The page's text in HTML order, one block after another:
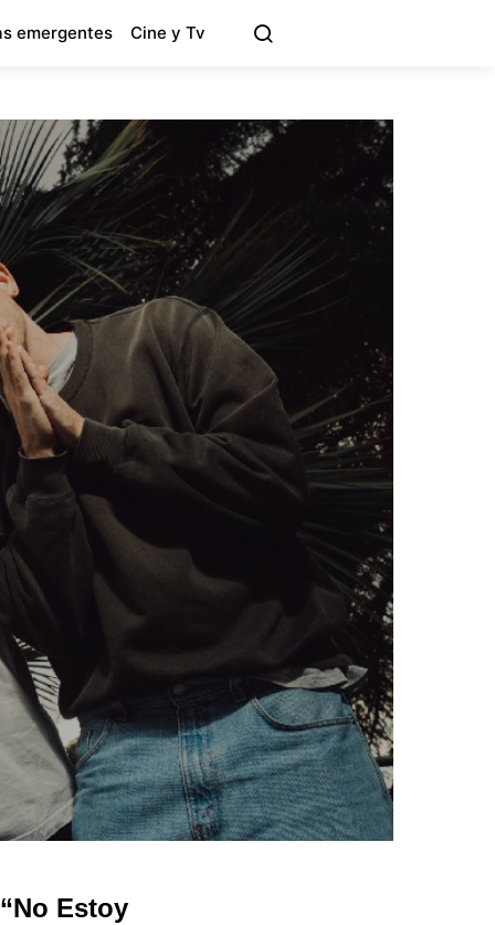
emergentes Cine y Tv
Estoy